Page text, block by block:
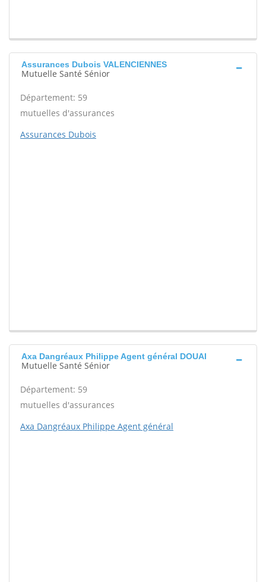
Assurances Dubois VALENCIENNES
Mutuelle Santé Sénior
Département: 59
mutuelles d'assurances
Assurances Dubois
Axa Dangréaux Philippe Agent général DOUAI
Mutuelle Santé Sénior
Département: 59
mutuelles d'assurances
Axa Dangréaux Philippe Agent général